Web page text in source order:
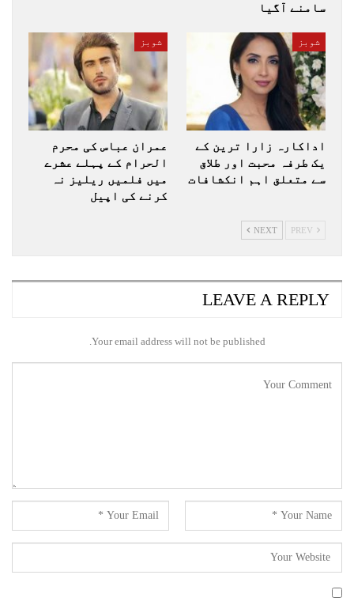
سامنے آگیا
شوبز
اداکارہ زارا ترین کے
یک طرفہ محبت اور طلاق
سے متعلق اہم انکشافات
شوبز
عمران عباس کی محرم
الحرام کے پہلے عشرے
میں فلمیں ریلیز نہ
کرنے کی اپیل
NEXT
LEAVE A REPLY
Your email address will not be published.